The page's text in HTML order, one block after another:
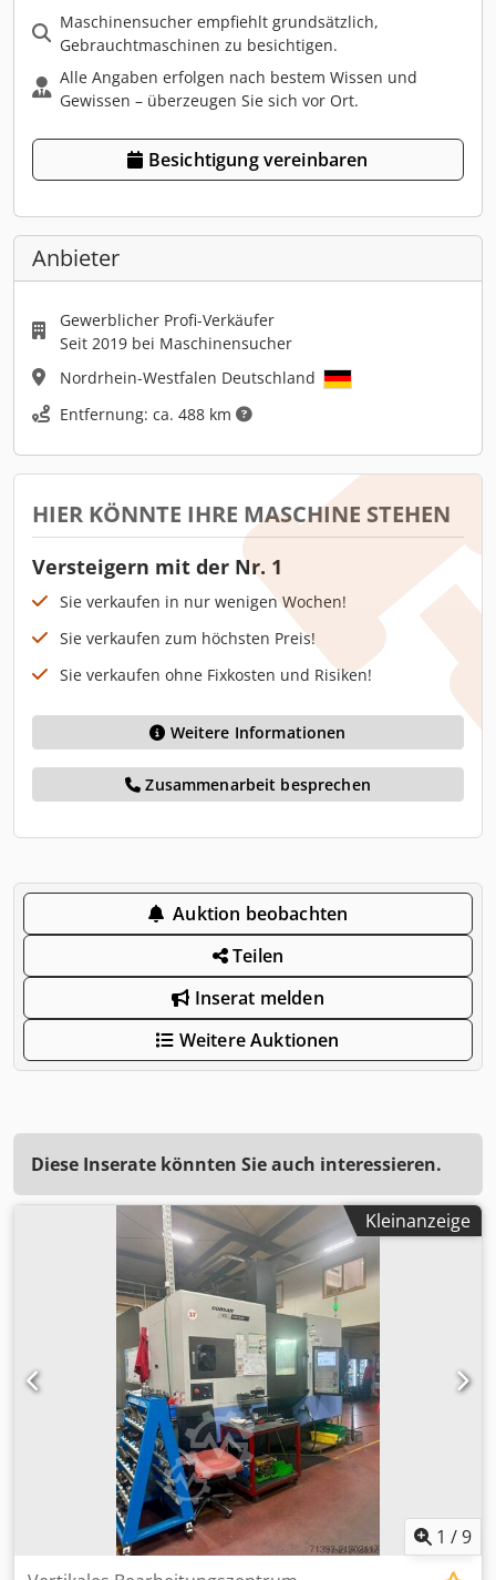
Maschinensucher empfiehlt grundsätzlich,
Gebrauchtmaschinen zu besichtigen.
Alle Angaben erfolgen nach bestem Wissen und
Gewissen – überzeugen Sie sich vor Ort.
Besichtigung vereinbaren
Anbieter
Gewerblicher Profi-Verkäufer
Seit 2019 bei Maschinensucher
Nordrhein-Westfalen Deutschland
Entfernung: ca. 488 km
HIER KÖNNTE IHRE MASCHINE STEHEN
Versteigern mit der Nr. 1
Sie verkaufen in nur wenigen Wochen!
Sie verkaufen zum höchsten Preis!
Sie verkaufen ohne Fixkosten und Risiken!
Weitere Informationen
Zusammenarbeit besprechen
Auktion beobachten
Teilen
Inserat melden
Weitere Auktionen
Diese Inserate könnten Sie auch interessieren.
Kleinanzeige
1 /9